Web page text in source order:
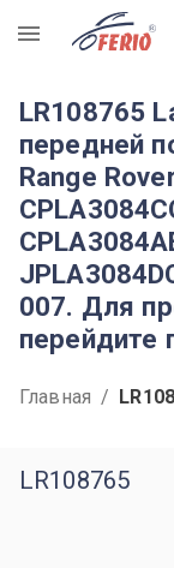
R
LR108765
передней
Range
007. Для
перейдите
Главная /
LR108765